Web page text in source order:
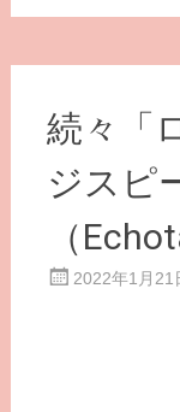
続々「
ジスピ
（
2022年1月21